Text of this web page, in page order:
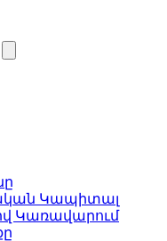
Կապիտալ
Կառավարում